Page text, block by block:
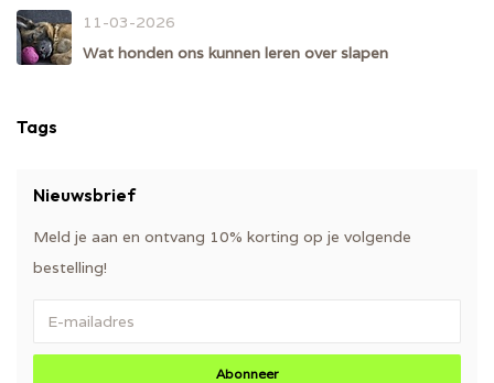
11-03-2026
Wat honden ons kunnen leren over slapen
Tags
Nieuwsbrief
Meld je aan en ontvang 10% korting op je volgende
bestelling!
Abonneer